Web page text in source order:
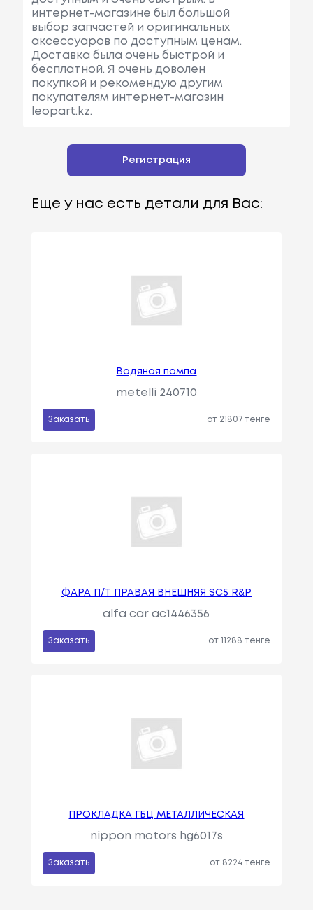
интернет-магазине был большой
выбор запчастей и оригинальных
аксессуаров по доступным ценам.
Доставка была очень быстрой и
бесплатной. Я очень доволен
покупкой и рекомендую другим
покупателям интернет-магазин
leopart.kz.
Регистрация
Еще у нас есть детали для Вас:
Водяная помпа
metelli 240710
Заказать от 21807 тенге
ФАРА П/Т ПРАВАЯ ВНЕШНЯЯ SC5 R&P
alfa car ac1446356
Заказать от 11288 тенге
ПРОКЛАДКА ГБЦ МЕТАЛЛИЧЕСКАЯ
nippon motors hg6017s
Заказать от 8224 тенге